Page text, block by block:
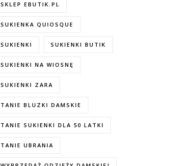
SKLEP EBUTIK.PL
SUKIENKA QUIOSQUE
SUKIENKI SUKIENKI BUTIK
SUKIENKI NA WIOSNĘ
SUKIENKI ZARA
TANIE BLUZKI DAMSKIE
TANIE SUKIENKI DLA 50 LATKI
TANIE UBRANIA